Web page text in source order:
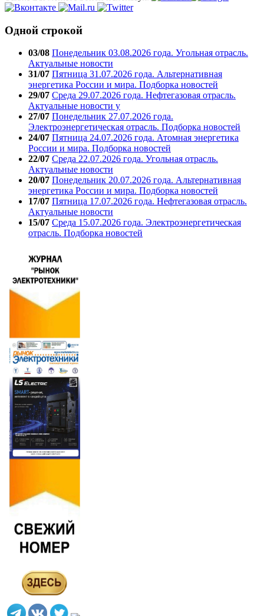
Одной строкой
03/08 Понедельник 03.08.2026 года. Угольная отрасль.
Актуальные новости
31/07 Пятница 31.07.2026 года. Альтернативная
энергетика России и мира. Подборка новостей
29/07 Среда 29.07.2026 года. Нефтегазовая отрасль.
Актуальные новости у
27/07 Понедельник 27.07.2026 года.
Электроэнергетическая отрасль. Подборка новостей
24/07 Пятница 24.07.2026 года. Атомная энергетика
России и мира. Подборка новостей
22/07 Среда 22.07.2026 года. Угольная отрасль.
Актуальные новости
20/07 Понедельник 20.07.2026 года. Альтернативная
энергетика России и мира. Подборка новостей
17/07 Пятница 17.07.2026 года. Нефтегазовая отрасль.
Актуальные новости
15/07 Среда 15.07.2026 года. Электроэнергетическая
отрасль. Подборка новостей